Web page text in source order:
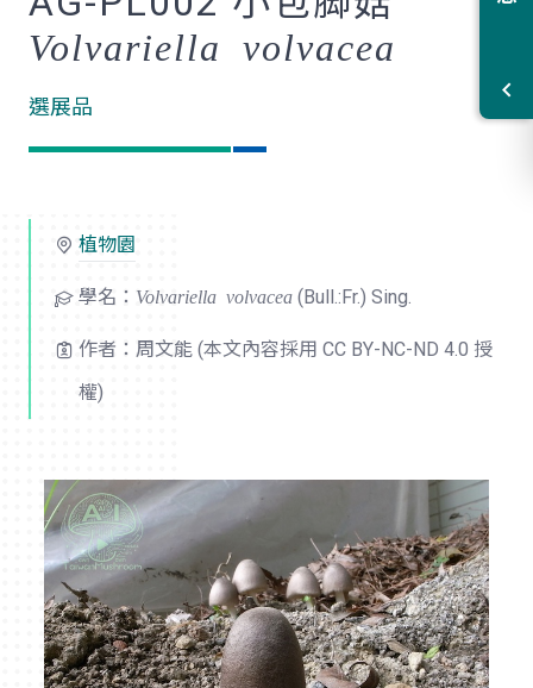
Volvariella volvacea
選展品
植物園
學名： Volvariella volvacea (Bull.:Fr.) Sing.
作者：周文能 (本文內容採用 CC BY-NC-ND 4.0 授
權)